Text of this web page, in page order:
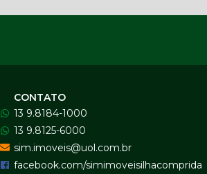
CONTATO
13 9.8184-1000
13 9.8125-6000
sim.imoveis@uol.com.br
facebook.com/simimoveisilhacomprida